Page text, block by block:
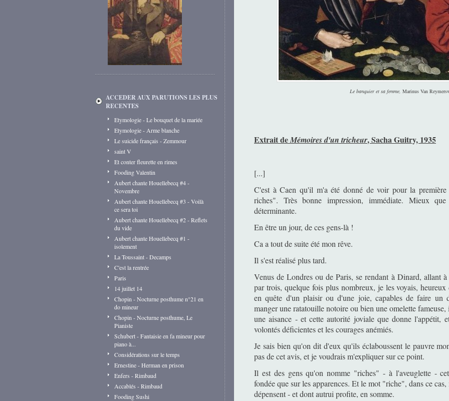
ACCEDER AUX PARUTIONS LES PLUS
RECENTES
Etymologie - Le bouquet de la mariée
Etymologie - Arme blanche
Le suicide français - Zemmour
saint V
Et conter fleurette en rimes
Fooding Valentin
Aubert chante Houellebecq #4 -
Novembre
Aubert chante Houellebecq #3 - Voilà
ce sera toi
Aubert chante Houellebecq #2 - Reflets
du vide
Aubert chante Houellebecq #1 -
isolement
La Toussaint - Decamps
C'est la rentrée
Paris
14 juillet 14
Chopin - Nocturne posthume n°21 en
do mineur
Chopin - Nocturne posthume, Le
Pianiste
Schubert - Fantaisie en fa mineur pour
piano à...
Considérations sur le temps
Ernestine - Herman en prison
Enfers - Rimbaud
Accablés - Rimbaud
Fooding Sushi
Le banquier et sa femme, Marinus Van
Extrait deMémoires d'un tricheur, Sacha Guitry, 1935
[...]
C'est à Caen qu'il m'a été donné de voir pour la
riches". Très bonne impression, immédiate. Mieux
déterminante.
En être un jour, de ces gens-là !
Ca a tout de suite été mon rêve.
Il s'est réalisé plus tard.
Venus de Londres ou de Paris, se rendant à Dinard, allant
par trois, quelque fois plus nombreux, je les voyais,
en quête d'un plaisir ou d'une joie, capables de faire un
manger une ratatouille notoire ou bien une omelette
une aisance - et cette autorité joviale que donne l'appétit,
volontés déficientes et les courages anémiés.
Je sais bien qu'on dit d'eux qu'ils éclaboussent le pauvre
pas de cet avis, et je voudrais m'expliquer sur ce point.
Il est des gens qu'on nomme "riches" - à l'aveuglette -
fondée que sur les apparences. Et le mot "riche", dans ce
dépensent - et dont autrui profite, en somme.